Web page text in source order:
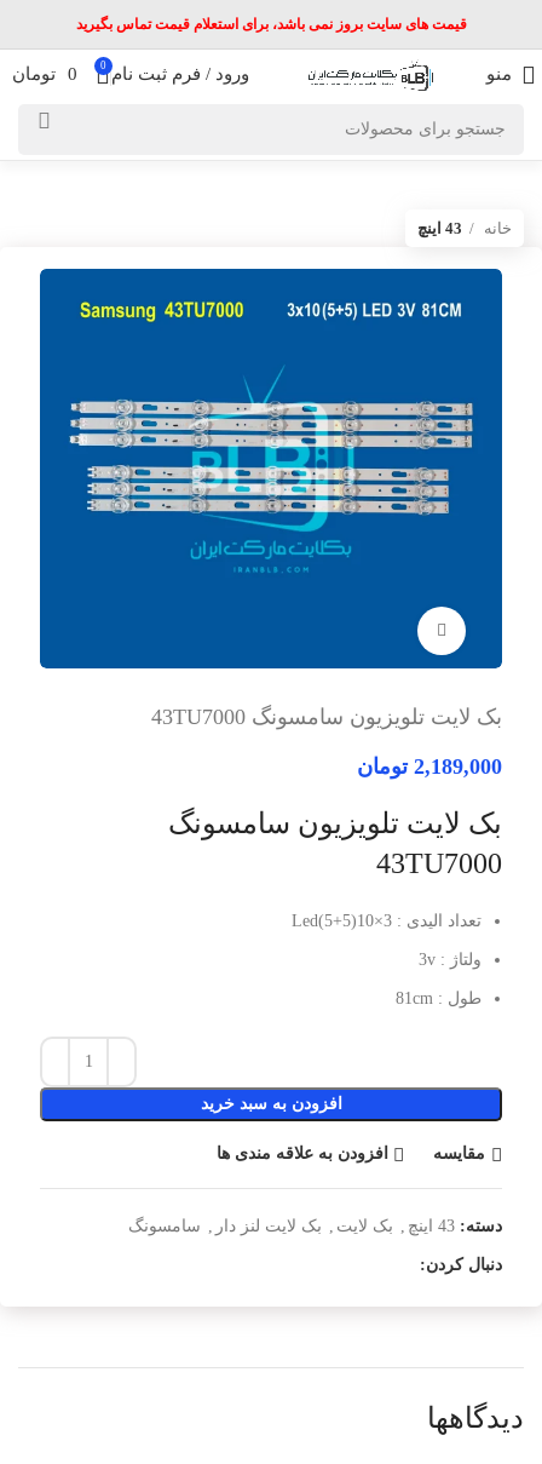
قیمت های سایت بروز نمی باشد، برای استعلام قیمت تماس بگیرید
منو ورود / فرم ثبت نام 0
0 تومان
خانه 43 اینچ
بک لایت تلویزیون سامسونگ 43TU7000
2,189,000 تومان
بک لایت تلویزیون سامسونگ
43TU7000
تعداد الیدی : 3×10(5+5)Led
ولتاژ : 3v
طول : 81cm
افزودن به سبد خرید
مقایسه افزودن به علاقه مندی ها
دسته: 43 اینچ بک لایت بک لایت لنز دار سامسونگ
دنبال کردن:
دیدگاهها